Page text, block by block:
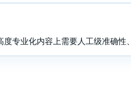
专业化内容上需要人工级准确性